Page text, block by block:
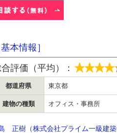
本情報］
評価（平均）：
都道府県 東京都
建物の種類 オフィス・事務所
正樹（株式会社プライム一級建築